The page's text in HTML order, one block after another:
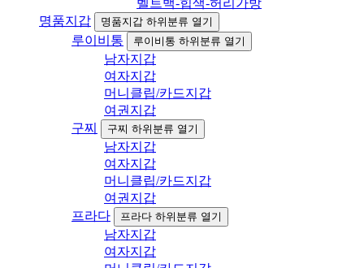
벨트백-힙색-허리가방
명품지갑
명품지갑 하위분류 열기
루이비통 루이비통 하위분류 열기
남자지갑
여자지갑
머니클립/카드지갑
여권지갑
구찌
구찌 하위분류 열기
남자지갑
여자지갑
머니클립/카드지갑
여권지갑
프라다
프라다 하위분류 열기
남자지갑
여자지갑